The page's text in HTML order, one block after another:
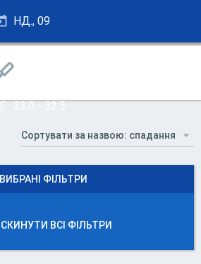
НД., 09
28.25 - 27.75
33.0 - 32.5
ВИБРАНІ ФІЛЬТРИ
СКИНУТИ ВСІ ФІЛЬТРИ